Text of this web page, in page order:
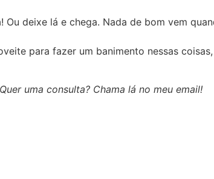
deixe lá e chega. Nada de bom vem
para fazer um banimento nessas
Quer uma consulta? Chama lá no meu email!